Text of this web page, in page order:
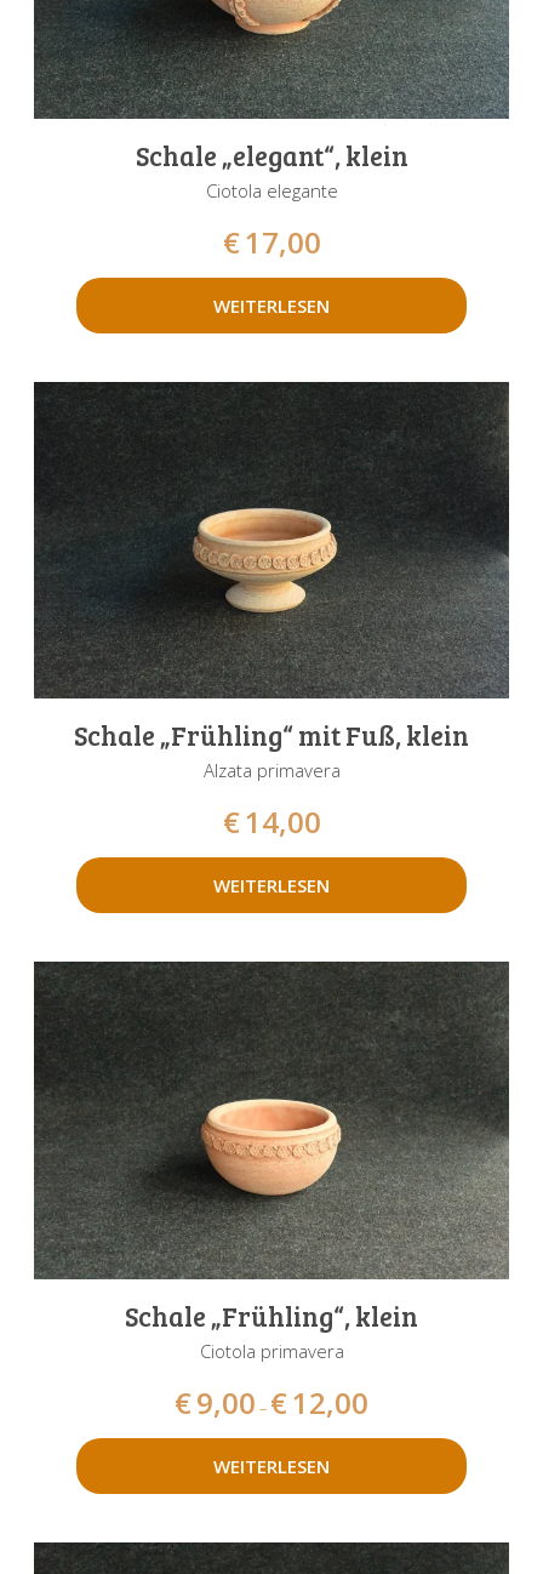
Schale „elegant“, klein
Ciotola elegante
€17,00
WEITERLESEN
Schale „Frühling“ mit Fuß, klein
Alzata primavera
€14,00
WEITERLESEN
Schale „Frühling“, klein
Ciotola primavera
€9,00 – €12,00
WEITERLESEN